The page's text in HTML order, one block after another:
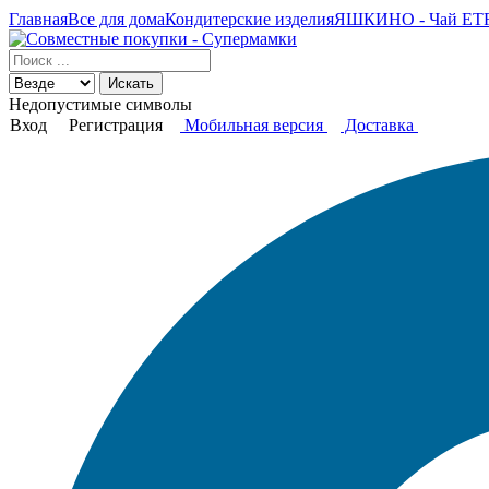
ГлавнаяВсе для домаКондитерские изделияЯШКИНО - Чай
Искать
Недопустимые символы
Вход
Регистрация Мобильная версия Доставка